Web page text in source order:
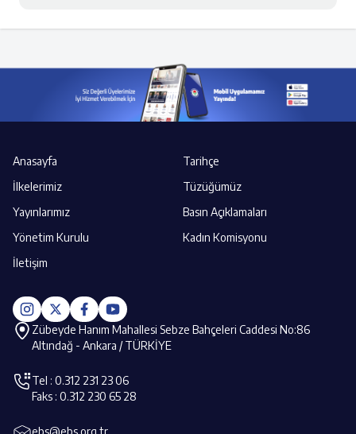
Anasayfa
Tarihçe
İlkelerimiz
Tüzüğümüz
Yayınlarımız
Basın Açıklamaları
Yönetim Kurulu
Kadın Komisyonu
İletişim
Zübeyde Hanım Mahallesi Sebze Bahçeleri Caddesi No:86
Altındağ - Ankara / TÜRKİYE
Tel : 0.312 231 23 06
Faks : 0.312 230 65 28